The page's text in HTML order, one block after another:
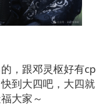
，跟邓灵枢好有cp
到大四吧，大四就
大家～